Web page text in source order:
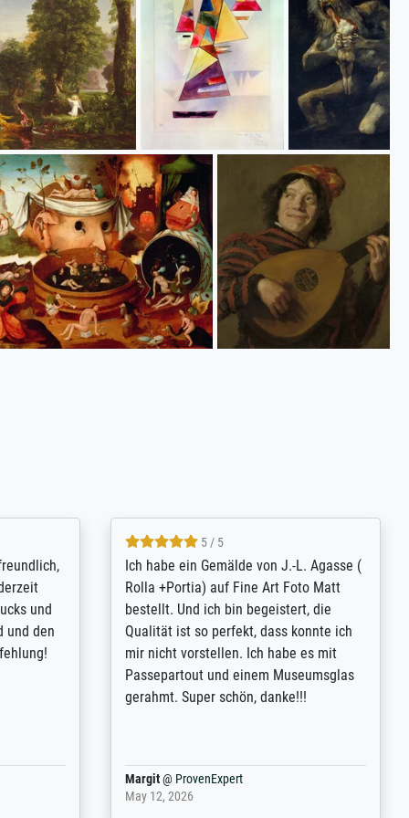
is
go-to
on -
4.8 / 5
Qualité absolument irréprochable.
Extraordinaire diversité des thèmes
abordés et personnalisation des
demandes (recadrage, réajustement des
couleurs). Relation clientèle parfaite.
Transport, réception sans aucun
problème. Merci à toute l'équipe ! Hervé
Anonym@ProvenExpert
March 31, 2025